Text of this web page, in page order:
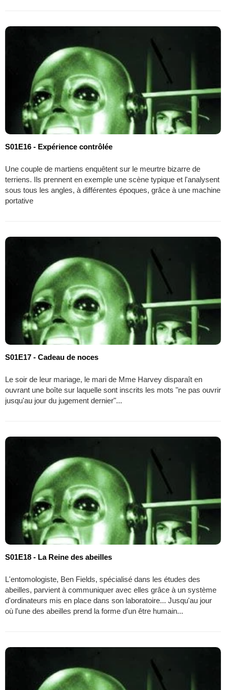
S01E16 - Expérience contrôlée
Une couple de martiens enquêtent sur le meurtre bizarre de
terriens. Ils prennent en exemple une scène typique et l'analysent
sous tous les angles, à différentes époques, grâce à une machine
portative
S01E17 - Cadeau de noces
Le soir de leur mariage, le mari de Mme Harvey disparaît en
ouvrant une boîte sur laquelle sont inscrits les mots "ne pas ouvrir
jusqu'au jour du jugement dernier"...
S01E18 - La Reine des abeilles
L'entomologiste, Ben Fields, spécialisé dans les études des
abeilles, parvient à communiquer avec elles grâce à un système
d'ordinateurs mis en place dans son laboratoire... Jusqu'au jour
où l'une des abeilles prend la forme d'un être humain...